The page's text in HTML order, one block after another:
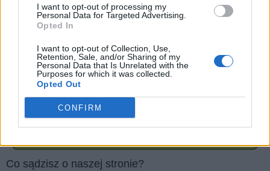
I want to opt-out of processing my
Personal Data for Targeted Advertising.
Opted In
I want to opt-out of Collection, Use,
Retention, Sale, and/or Sharing of my
Personal Data that Is Unrelated with the
Purposes for which it was collected.
Opted Out
CONFIRM
piolka/stock.adobe.com
Robert Kneschke/stock.adobe.com
Vladimir Voronin/stock.adobe.com
Czy podoba Ci się nasza strona internetowa? podziel
się nim ze znajomymi
Co sądzisz o naszej stronie?